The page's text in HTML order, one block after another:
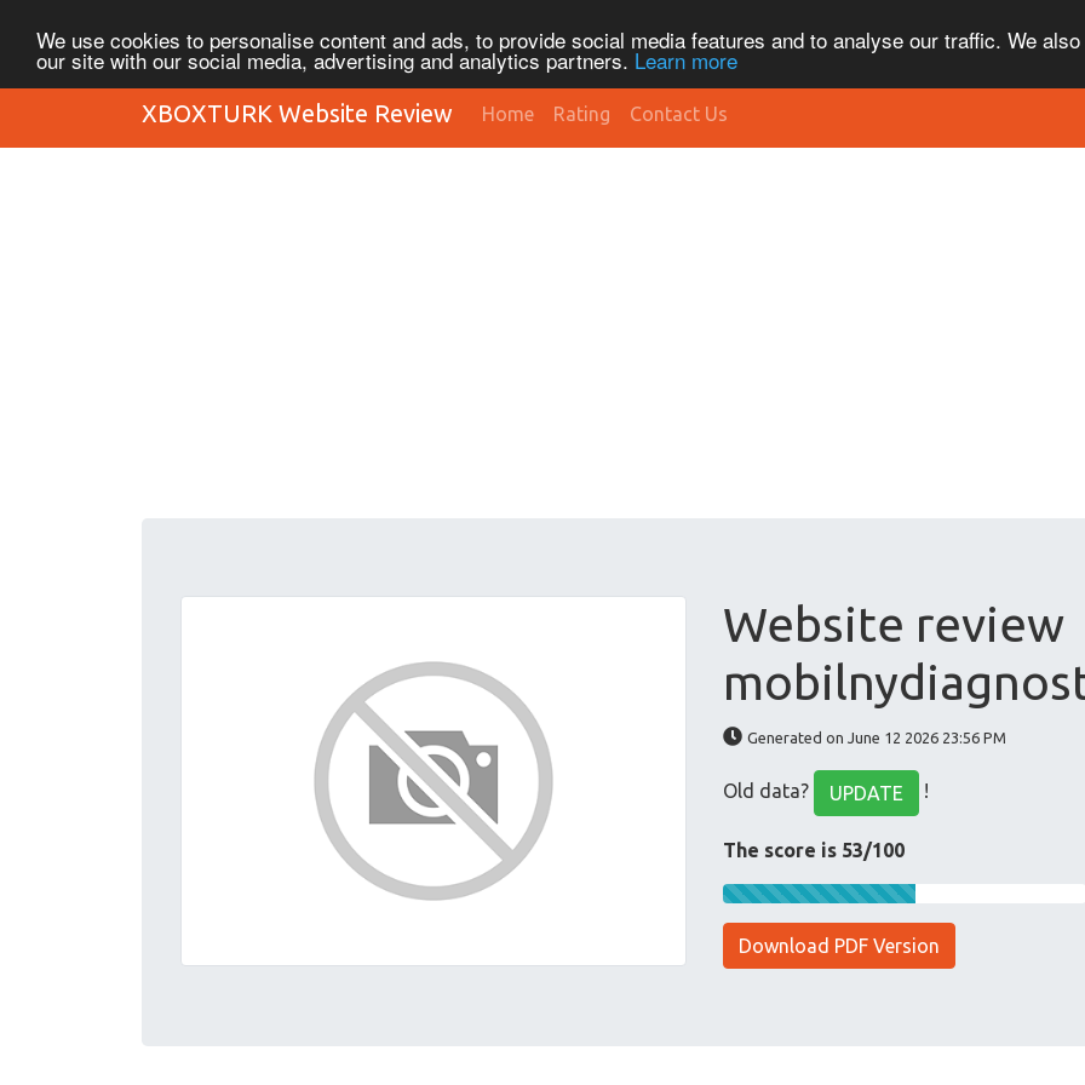
We use cookies to personalise content and ads, to provide social media features and to analyse our traffic. We
our site with our social media, advertising and analytics partners. Learn more
XBOXTURK Website Review Home Rating Contact Us
Website review
Generated on June 12 2026 23:56 PM
Old data? UPDATE !
The score is 53/100
Download PDF Version